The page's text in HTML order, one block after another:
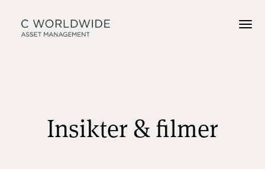
Insikter & filmer